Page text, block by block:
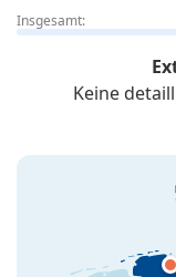
Insgesamt:
Keine